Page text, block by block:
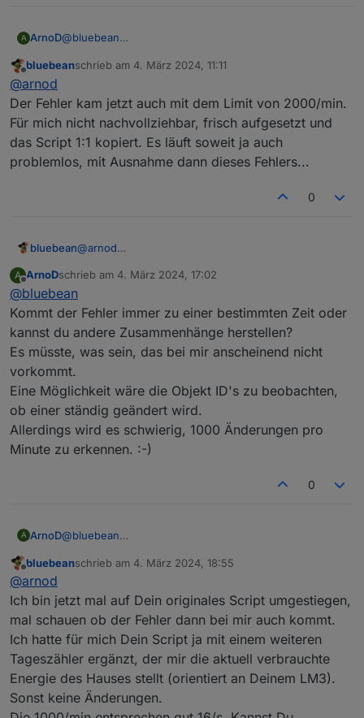
A ArnoD@bluebean
laufen und keine Meldungen im LOG.
sollten aber auch nicht erreicht werden. Kann es sein
das bei dir, was nicht sauber beendet wurde?
Ich werde das aber mal bei mir beobachten.
Offline
bluebeanschrieb am 4. März 2024, 11:11
zuletzt editiert von
@arnod
Der Fehler kam jetzt auch mit dem Limit von 2000/min.
Für mich nicht nachvollziehbar, frisch aufgesetzt und
das Script 1:1 kopiert. Es läuft soweit ja auch
problemlos, mit Ausnahme dann dieses Fehlers...
0
bluebean@arnod
2000/min. Für mich nicht nachvollziehbar, frisch
aufgesetzt und das Script 1:1 kopiert. Es läuft soweit
ja auch problemlos, mit Ausnahme dann dieses
Fehlers...
A
Offline
ArnoDschrieb am 4. März 2024, 17:02
zuletzt editiert von
@bluebean
Kommt der Fehler immer zu einer bestimmten Zeit oder
kannst du andere Zusammenhänge herstellen?
Es müsste, was sein, das bei mir anscheinend nicht
vorkommt.
Eine Möglichkeit wäre die Objekt ID's zu beobachten,
ob einer ständig geändert wird.
Allerdings wird es schwierig, 1000 Änderungen pro
Minute zu erkennen. :-)
0
A ArnoD@bluebean
kannst du andere Zusammenhänge herstellen?
vorkommt.
Eine Möglichkeit wäre die Objekt ID's zu beobachten,
ob einer ständig geändert wird.
Allerdings wird es schwierig, 1000 Änderungen pro
Minute zu erkennen. :-)
Offline
bluebeanschrieb am 4. März 2024, 18:55
zuletzt editiert von
@arnod
Ich bin jetzt mal auf Dein originales Script umgestiegen,
mal schauen ob der Fehler dann bei mir auch kommt.
Ich hatte für mich Dein Script ja mit einem weiteren
Tageszähler ergänzt, der mir die aktuell verbrauchte
Energie des Hauses stellt (orientiert an Deinem LM3).
Sonst keine Änderungen.